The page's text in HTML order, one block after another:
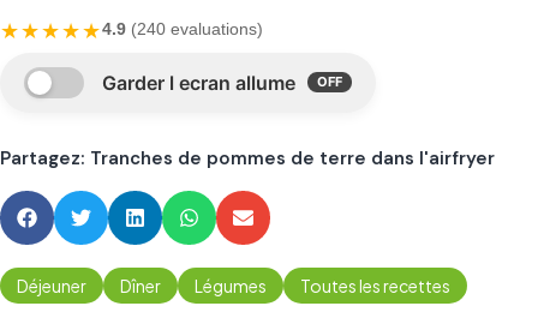
★★★★★4.9 (240 evaluations)
Partagez: Tranches de pommes de terre dans l'airfryer
Déjeuner Dîner Légumes Toutes les recettes